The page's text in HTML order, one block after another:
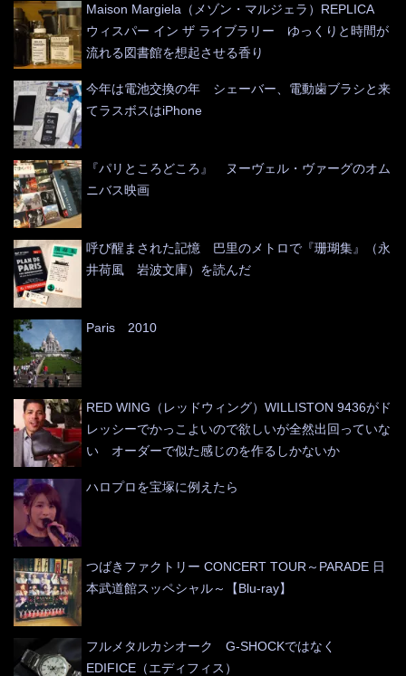
Maison Margiela（メゾン・マルジェラ）REPLICA
ウィスパー イン ザ ライブラリー ゆっくりと時間が
流れる図書館を想起させる香り
今年は電池交換の年 シェーバー、電動歯ブラシと来
てラスボスはiPhone
『パリところどころ』 ヌーヴェル・ヴァーグのオム
ニバス映画
呼び醒まされた記憶 巴里のメトロで『珊瑚集』（永
井荷風 岩波文庫）を読んだ
Paris 2010
RED WING（レッドウィング）WILLISTON 9436がド
レッシーでかっこよいので欲しいが全然出回っていな
い オーダーで似た感じのを作るしかないか
ハロプロを宝塚に例えたら
つばきファクトリー CONCERT TOUR～PARADE 日
本武道館スッペシャル～【Blu-ray】
フルメタルカシオーク G-SHOCKではなく
EDIFICE（エディフィス）